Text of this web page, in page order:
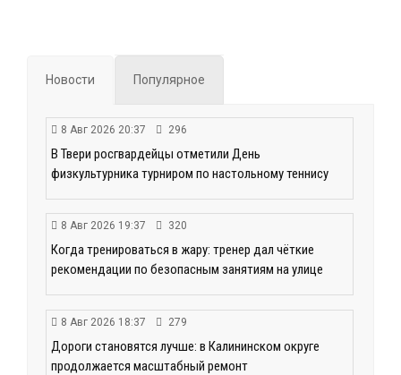
Новости Популярное
8 Авг 2026 20:37 296
В Твери росгвардейцы отметили День
физкультурника турниром по настольному теннису
8 Авг 2026 19:37 320
Когда тренироваться в жару: тренер дал чёткие
рекомендации по безопасным занятиям на улице
8 Авг 2026 18:37 279
Дороги становятся лучше: в Калининском округе
продолжается масштабный ремонт